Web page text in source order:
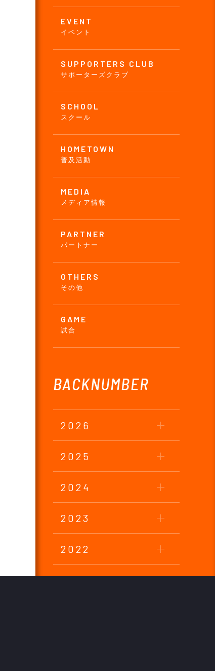
EVENT
イベント
SUPPORTERS CLUB
サポーターズクラブ
SCHOOL
スクール
HOMETOWN
普及活動
MEDIA
メディア情報
PARTNER
パートナー
OTHERS
その他
GAME
試合
BACKNUMBER
2026
2025
2024
2023
2022
2021